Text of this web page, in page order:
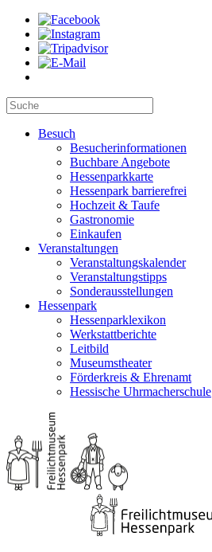
Besuch
Besucherinformationen
Buchbare Angebote
Hessenparkkarte
Hessenpark barrierefrei
Hochzeit & Taufe
Gastronomie
Einkaufen
Veranstaltungen
Veranstaltungskalender
Veranstaltungstipps
Sonderausstellungen
Hessenpark
Hessenparklexikon
Werkstattberichte
Leitbild
Museumstheater
Förderkreis & Ehrenamt
Hessische Uhrmacherschule